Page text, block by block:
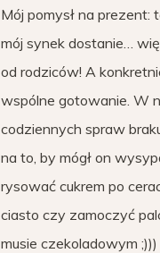
Mój pomysł na prezent:
mój synek dostanie…
od rodziców! A
wspólne gotowanie. W
codziennych spraw
na to, by mógł on
rysować cukrem po
ciasto czy zamoczyć
musie czekoladowym